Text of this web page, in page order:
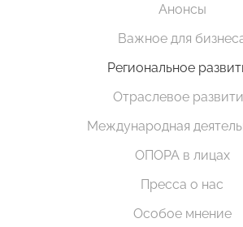
Анонсы
Важное для
Региональное
Отраслевое
Международная
ОПОРА в лицах
Пресса о нас
Особое мнение